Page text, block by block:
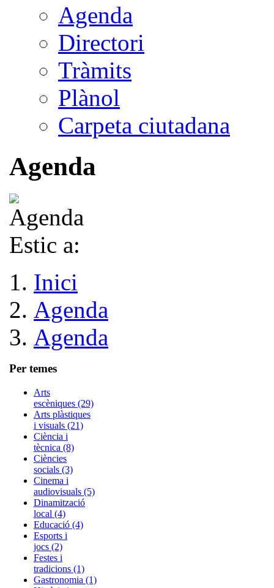
Agenda
Directori
Tràmits
Plànol
Carpeta ciutadana
Agenda
Estic a:
Inici
Agenda
Agenda
Per temes
Arts
escèniques (29)
Arts plàstiques
i visuals (21)
Ciència i
tècnica (8)
Ciències
socials (3)
Cinema i
audiovisuals (5)
Dinamització
local (4)
Educació (4)
Esports i
jocs (2)
Festes i
tradicions (1)
Gastronomia (1)